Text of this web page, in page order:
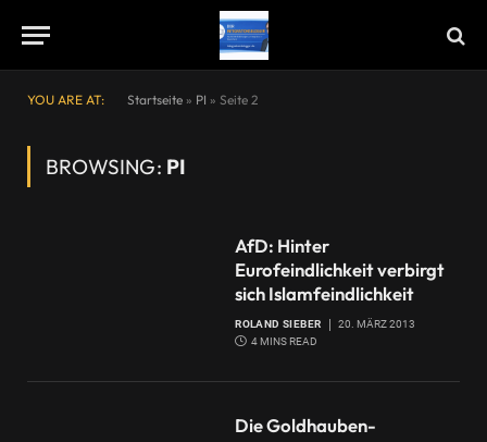
YOU ARE AT: Startseite » PI » Seite 2
BROWSING: PI
AfD: Hinter
Eurofeindlichkeit verbirgt
sich Islamfeindlichkeit
ROLAND SIEBER
20. MÄRZ 2013
4 MINS READ
Die Goldhauben-